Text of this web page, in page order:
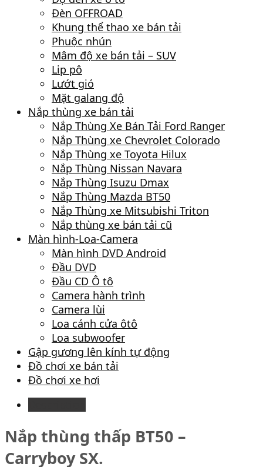
Đèn OFFROAD
Khung thể thao xe bán tải
Phuộc nhún
Mâm độ xe bán tải – SUV
Lip pô
Lướt gió
Mặt galang độ
Nắp thùng xe bán tải
Nắp Thùng Xe Bán Tải Ford Ranger
Nắp Thùng xe Chevrolet Colorado
Nắp Thùng xe Toyota Hilux
Nắp Thùng Nissan Navara
Nắp Thùng Isuzu Dmax
Nắp Thùng Mazda BT50
Nắp Thùng xe Mitsubishi Triton
Nắp thùng xe bán tải cũ
Màn hình-Loa-Camera
Màn hình DVD Android
Đầu DVD
Đầu CD Ô tô
Camera hành trình
Camera lùi
Loa cánh cửa ôtô
Loa subwoofer
Gập gương lên kính tự động
Đồ chơi xe bán tải
Đồ chơi xe hơi
Nắp thùng thấp BT50 –
Carryboy SX.